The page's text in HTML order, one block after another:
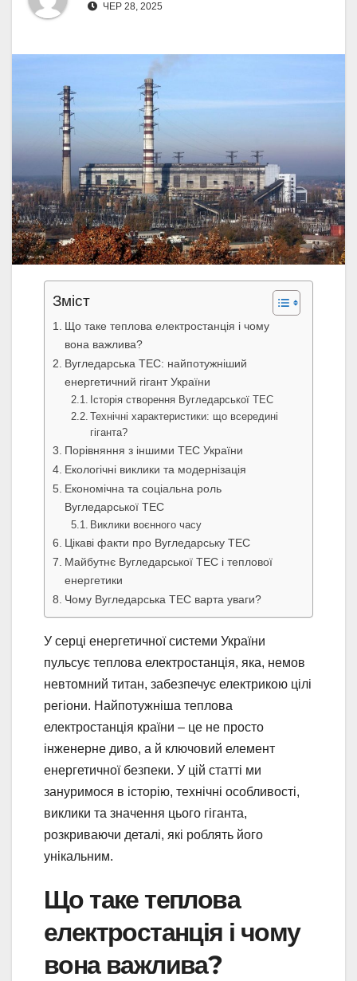
ЧЕР 28, 2025
Зміст
Що таке теплова електростанція і чому
вона важлива?
Вугледарська ТЕС: найпотужніший
енергетичний гігант України
Історія створення Вугледарської ТЕС
Технічні характеристики: що всередині
гіганта?
Порівняння з іншими ТЕС України
Екологічні виклики та модернізація
Економічна та соціальна роль
Вугледарської ТЕС
Виклики воєнного часу
Цікаві факти про Вугледарську ТЕС
Майбутнє Вугледарської ТЕС і теплової
енергетики
Чому Вугледарська ТЕС варта уваги?
У серці енергетичної системи України
пульсує теплова електростанція, яка, немов
невтомний титан, забезпечує електрикою цілі
регіони. Найпотужніша теплова
електростанція країни – це не просто
інженерне диво, а й ключовий елемент
енергетичної безпеки. У цій статті ми
зануримося в історію, технічні особливості,
виклики та значення цього гіганта,
розкриваючи деталі, які роблять його
унікальним.
Що таке теплова
електростанція і чому
вона важлива?